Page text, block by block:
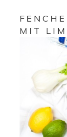
MIT